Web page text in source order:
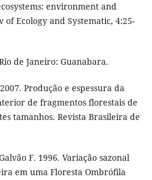
environment and
Ecology and Systematic, 4:25-
de Janeiro: Guanabara.
Produção e espessura da
de fragmentos florestais de
tamanhos. Revista Brasileira de
F. 1996. Variação sazonal
em uma Floresta Ombrófila